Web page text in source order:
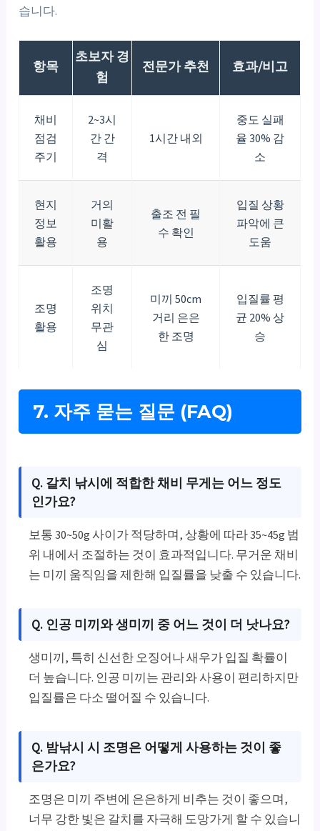
습니다.
항목
초보자 경
험
전문가 추천 효과/비고
채비
점검
주기
2~3시
간 간
격
1시간 내외
중도 실패
율 30% 감
소
현지
정보
활용
거의
미활
용
출조 전 필
수 확인
입질 상황
파악에 큰
도움
조명
활용
조명
위치
무관
심
미끼 50cm
거리 은은
한 조명
입질률 평
균 20% 상
승
7. 자주 묻는 질문 (FAQ)
Q. 갈치 낚시에 적합한 채비 무게는 어느 정도
인가요?
보통 30~50g 사이가 적당하며, 상황에 따라 35~45g 범
위 내에서 조절하는 것이 효과적입니다. 무거운 채비
는 미끼 움직임을 제한해 입질률을 낮출 수 있습니다.
Q. 인공 미끼와 생미끼 중 어느 것이 더 낫나요?
생미끼, 특히 신선한 오징어나 새우가 입질 확률이
더 높습니다. 인공 미끼는 관리와 사용이 편리하지만
입질률은 다소 떨어질 수 있습니다.
Q. 밤낚시 시 조명은 어떻게 사용하는 것이 좋
은가요?
조명은 미끼 주변에 은은하게 비추는 것이 좋으며,
너무 강한 빛은 갈치를 자극해 도망가게 할 수 있습니